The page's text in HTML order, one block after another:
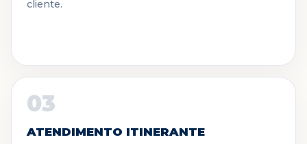
cliente.
03
ATENDIMENTO ITINERANTE